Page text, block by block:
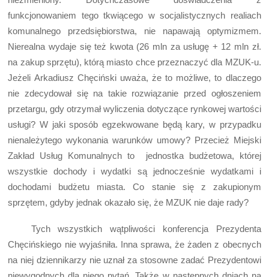
funkcjonowaniem tego tkwiącego w socjalistycznych realiach
komunalnego przedsiębiorstwa, nie napawają optymizmem.
Nierealna wydaje się też kwota (26 mln za usługę + 12 mln zł.
na zakup sprzętu), którą miasto chce przeznaczyć dla MZUK-u.
Jeżeli Arkadiusz Chęciński uważa, że to możliwe, to dlaczego
nie zdecydował się na takie rozwiązanie przed ogłoszeniem
przetargu, gdy otrzymał wyliczenia dotyczące rynkowej wartości
usługi? W jaki sposób egzekwowane będą kary, w przypadku
nienależytego wykonania warunków umowy? Przecież Miejski
Zakład Usług Komunalnych to jednostka budżetowa, której
wszystkie dochody i wydatki są jednocześnie wydatkami i
dochodami budżetu miasta. Co stanie się z zakupionym
sprzętem, gdyby jednak okazało się, że MZUK nie daje rady?
Tych wszystkich wątpliwości konferencja Prezydenta
Chęcińskiego nie wyjaśniła. Inna sprawa, że żaden z obecnych
na niej dziennikarzy nie uznał za stosowne zadać Prezydentowi